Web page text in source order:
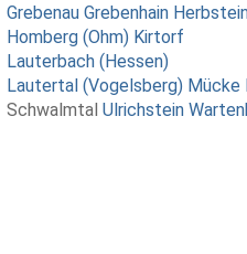
Grebenau Grebenhain
Homberg (Ohm) Kirtorf
Lauterbach (Hessen)
Lautertal (Vogelsberg) Mücke
SchwalmtalUlrichstein